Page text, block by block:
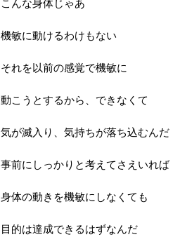
こんな身体じゃあ
機敏に動けるわけもない
それを以前の感覚で機敏に
動こうとするから、できなくて
気が滅入り、気持ちが落ち込むんだ
事前にしっかりと考えてさえいれば
身体の動きを機敏にしなくても
目的は達成できるはずなんだ